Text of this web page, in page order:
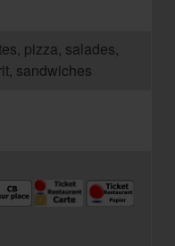
pizza, salades,
sandwiches